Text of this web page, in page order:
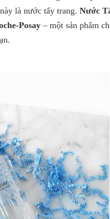
chăm sóc bệnh
phẩm bổ sung,
yếu (mụn trứng
quản tránh xa
sáng trực tiếp
hoặc quá thấp.
Xuất xứ: Pháp
dùng
là nước tẩy trang. Nước
Posay – một sản phẩm